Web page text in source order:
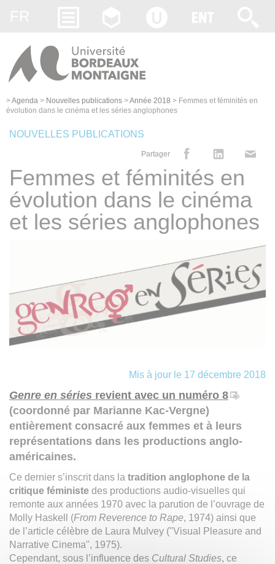
>Agenda > Nouvelles publications >Année 2018 > Femmes et féminités en
évolution dans le cinéma et les séries anglophones
NOUVELLES PUBLICATIONS
Partager
Femmes et féminités en
évolution dans le cinéma
et les séries anglophones
Mis à jour le 17 décembre 2018
Genre en séries revient avec un numéro 8
(coordonné par Marianne Kac-Vergne)
entièrement consacré aux femmes et à leurs
représentations dans les productions anglo-
américaines.
Ce dernier s’inscrit dans la tradition anglophone de la
critique féministe des productions audio-visuelles qui
remonte aux années 1970 avec la parution de l’ouvrage de
Molly Haskell (From Reverence to Rape, 1974) ainsi que
de l’article célèbre de Laura Mulvey ("Visual Pleasure and
Narrative Cinema", 1975).
Cependant, sous l’influence des Cultural Studies, ce